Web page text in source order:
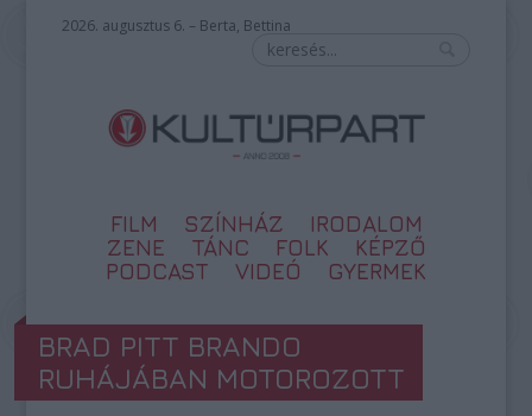
2026. augusztus 6. – Berta, Bettina
FILM SZÍNHÁZ
IRODALOM
ZENE
TÁNC FOLK
KÉPZŐ
PODCAST
VIDEÓ GYERMEK
BRAD PITT BRANDO
RUHÁJÁBAN MOTOROZOTT